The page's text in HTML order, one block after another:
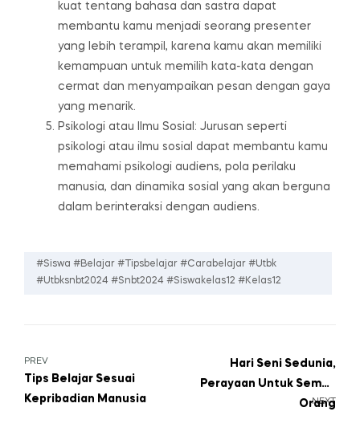
kuat tentang bahasa dan sastra dapat
membantu kamu menjadi seorang presenter
yang lebih terampil, karena kamu akan memiliki
kemampuan untuk memilih kata-kata dengan
cermat dan menyampaikan pesan dengan gaya
yang menarik.
Psikologi atau Ilmu Sosial: Jurusan seperti
psikologi atau ilmu sosial dapat membantu kamu
memahami psikologi audiens, pola perilaku
manusia, dan dinamika sosial yang akan berguna
dalam berinteraksi dengan audiens.
#siswa #belajar #tipsbelajar #carabelajar #utbk
#utbksnbt2024 #snbt2024 #siswakelas12 #kelas12
Navigasi
pos
PREV
Tips Belajar Sesuai
Kepribadian Manusia
NEXT
Hari Seni Sedunia,
Perayaan Untuk Semua
Orang